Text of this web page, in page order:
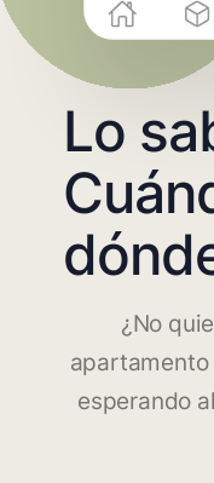
Lo
¿No
esperando